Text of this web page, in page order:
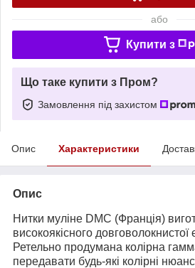
або
Купити з
Що таке купити з Пром?
Замовлення під захистом
Опис Характеристики
Опис
Нитки муліне DMC (Франція)
високоякісного довговолокнистої
Ретельно продумана колірна
передавати будь-які колірні